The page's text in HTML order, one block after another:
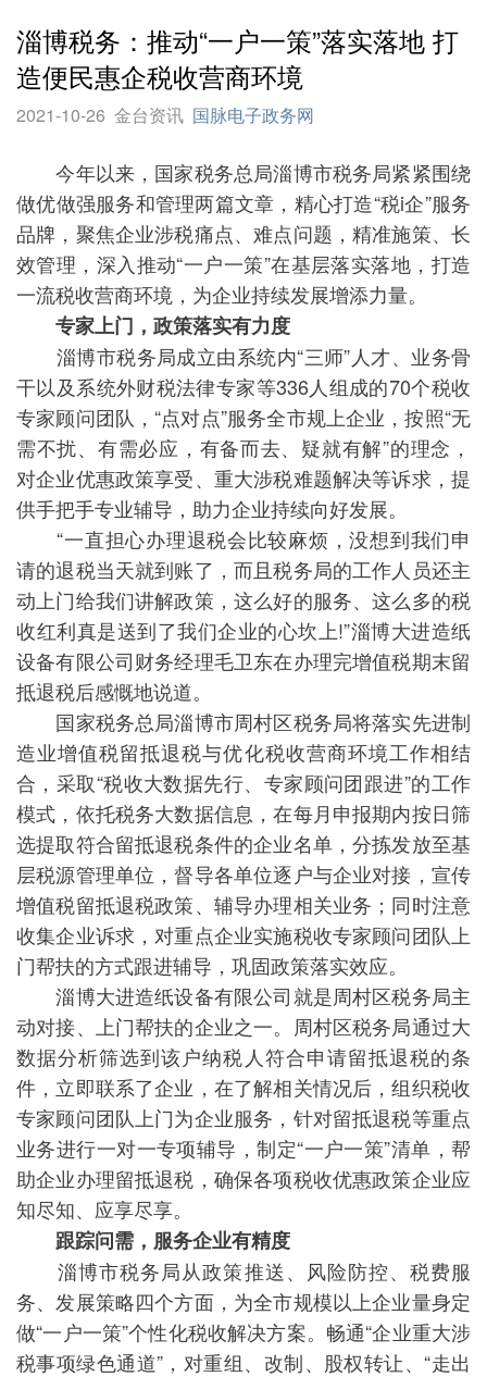
淄博税务：推动“一户一策”落实落地 打
造便民惠企税收营商环境
2021-10-26 金台资讯 国脉电子政务网
今年以来，国家税务总局淄博市税务局紧紧围绕
做优做强服务和管理两篇文章，精心打造“税i企”服务
品牌，聚焦企业涉税痛点、难点问题，精准施策、长
效管理，深入推动“一户一策”在基层落实落地，打造
一流税收营商环境，为企业持续发展增添力量。
专家上门，政策落实有力度
淄博市税务局成立由系统内“三师”人才、业务骨
干以及系统外财税法律专家等336人组成的70个税收
专家顾问团队，“点对点”服务全市规上企业，按照“无
需不扰、有需必应，有备而去、疑就有解”的理念，
对企业优惠政策享受、重大涉税难题解决等诉求，提
供手把手专业辅导，助力企业持续向好发展。
“一直担心办理退税会比较麻烦，没想到我们申
请的退税当天就到账了，而且税务局的工作人员还主
动上门给我们讲解政策，这么好的服务、这么多的税
收红利真是送到了我们企业的心坎上!”淄博大进造纸
设备有限公司财务经理毛卫东在办理完增值税期末留
抵退税后感慨地说道。
国家税务总局淄博市周村区税务局将落实先进制
造业增值税留抵退税与优化税收营商环境工作相结
合，采取“税收大数据先行、专家顾问团跟进”的工作
模式，依托税务大数据信息，在每月申报期内按日筛
选提取符合留抵退税条件的企业名单，分拣发放至基
层税源管理单位，督导各单位逐户与企业对接，宣传
增值税留抵退税政策、辅导办理相关业务；同时注意
收集企业诉求，对重点企业实施税收专家顾问团队上
门帮扶的方式跟进辅导，巩固政策落实效应。
淄博大进造纸设备有限公司就是周村区税务局主
动对接、上门帮扶的企业之一。周村区税务局通过大
数据分析筛选到该户纳税人符合申请留抵退税的条
件，立即联系了企业，在了解相关情况后，组织税收
专家顾问团队上门为企业服务，针对留抵退税等重点
业务进行一对一专项辅导，制定“一户一策”清单，帮
助企业办理留抵退税，确保各项税收优惠政策企业应
知尽知、应享尽享。
跟踪问需，服务企业有精度
淄博市税务局从政策推送、风险防控、税费服
务、发展策略四个方面，为全市规模以上企业量身定
做“一户一策”个性化税收解决方案。畅通“企业重大涉
税事项绿色通道”，对重组、改制、股权转让、“走出